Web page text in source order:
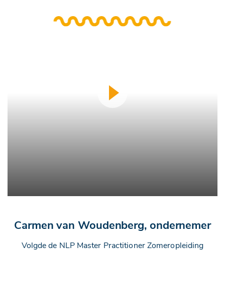
Carmen van Woudenberg, ondernemer
Volgde de NLP Master Practitioner Zomeropleiding